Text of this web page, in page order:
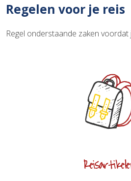
Regelen voor je reis
Regel onderstaande zaken voordat